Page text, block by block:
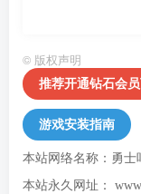
© 版权声明
推荐开通钻石会
游戏安装指南
本站网络名称：勇士
本站永久网址：